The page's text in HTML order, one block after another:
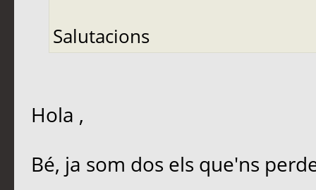
Salutacions
Hola ,
Bé, ja som dos els que'ns